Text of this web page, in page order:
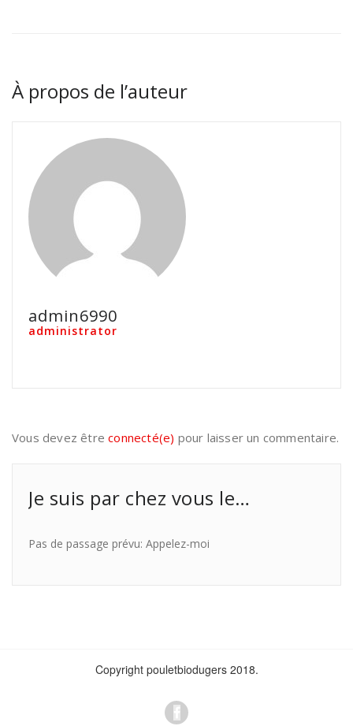
À propos de l’auteur
admin6990
administrator
Vous devez êtreconnecté(e) pour laisser un commentaire.
Je suis par chez vous le…
Pas de passage prévu: Appelez-moi
Copyright pouletbiodugers 2018.